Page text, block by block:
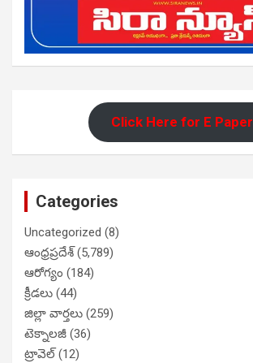
Click Here for E Paper
Categories
Uncategorized (8)
ఆంధ్రప్రదేశ్(5,789)
ఆరోగ్యం (184)
క్రీడలు (44)
జిల్లా వార్తలు (259)
టెక్నాలజీ (36)
ట్రావెల్(12)